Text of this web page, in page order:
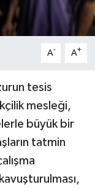
A- A+
tesis
mesleği,
büyük bir
tatmin